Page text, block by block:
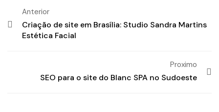
Anterior
Criação de site em Brasília: Studio Sandra Martins
Estética Facial
Proximo
SEO para o site do Blanc SPA no Sudoeste